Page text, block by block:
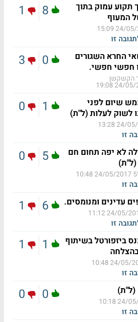
תקוע עמוק בתוך
המעוף
24/05/
זו
8
1
החרא השגורים
חפשי חפשי.
הקשקשן
24/05/
0
3
שיום לפני
לשוק לעלות (ל"ת)
24/05/
זו
1
0
לא יפה תחום חם
24/05/2017 10:48
זו
5
0
עדינים ומנומסים.
24/05/2017
זו
6
1
ביזפורטל בשיתוף
בהצלחה
24/05/2017
זו
1
1
24/05/
זו
0
0